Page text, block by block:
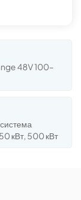
48V 100–
кВт, 500 кВт